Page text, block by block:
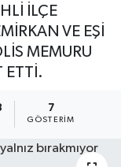
İLÇE
VE EŞİ
MEMURU
ETTİ.
7
GÖSTERIM